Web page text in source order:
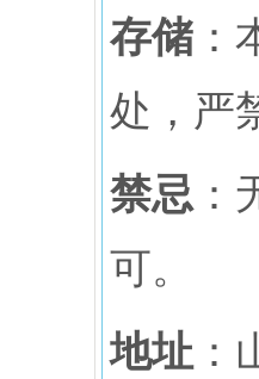
存储
处，严
禁忌
可。
地址：